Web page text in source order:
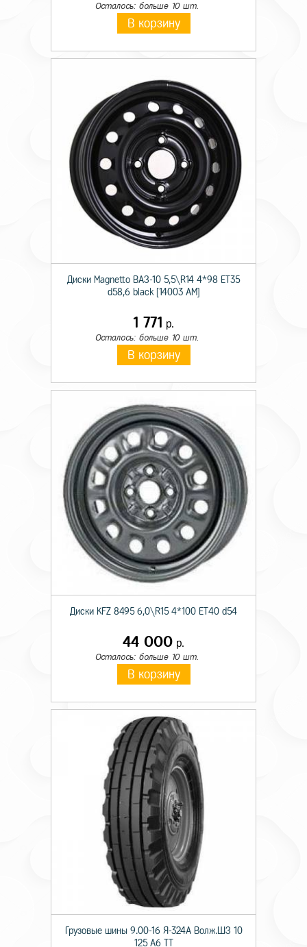
Осталось: больше 10 шт.
В корзину
Диски Magnetto ВАЗ-10 5,5\R14 4*98 ET35
d58,6 black [14003 AM]
1 771 р.
Осталось: больше 10 шт.
В корзину
Диски KFZ 8495 6,0\R15 4*100 ET40 d54
44 000 р.
Осталось: больше 10 шт.
В корзину
Грузовые шины 9.00-16 Я-324А Волж.ШЗ 10
125 A6 TT